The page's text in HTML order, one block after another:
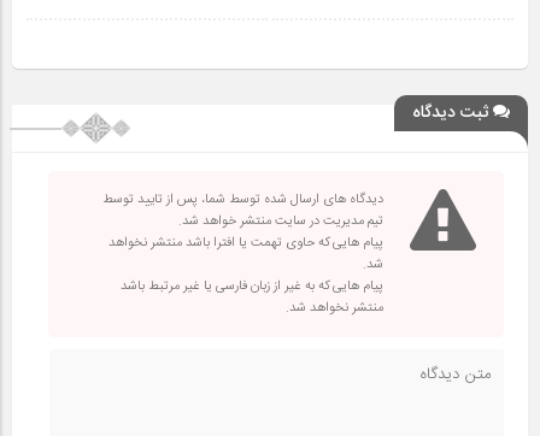
ثبت دیدگاه
دیدگاه های ارسال شده توسط شما، پس از تایید توسط
تیم مدیریت در سایت منتشر خواهد شد.
پیام هایی که حاوی تهمت یا افترا باشد منتشر نخواهد
شد.
پیام هایی که به غیر از زبان فارسی یا غیر مرتبط باشد
منتشر نخواهد شد.